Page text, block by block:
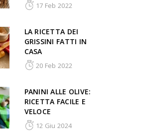
17 Feb 2022
LA RICETTA DEI
GRISSINI FATTI IN
CASA
20 Feb 2022
PANINI ALLE OLIVE:
RICETTA FACILE E
VELOCE
12 Giu 2024